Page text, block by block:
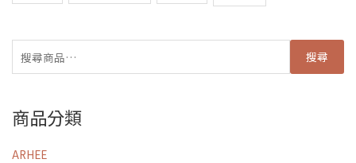
搜尋
商品分類
ARHEE